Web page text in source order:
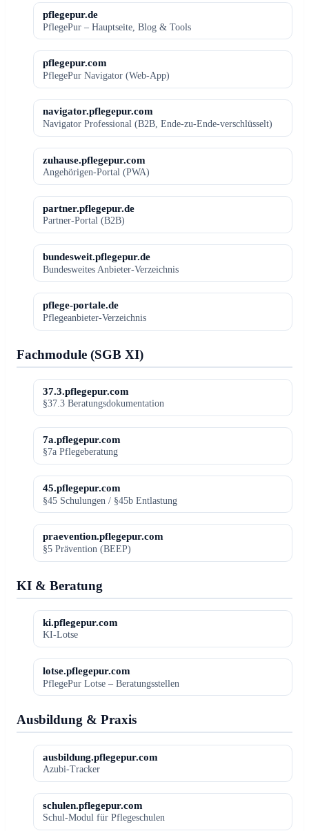
pflegepur.de
PflegePur – Hauptseite, Blog & Tools
pflegepur.com
PflegePur Navigator (Web-App)
navigator.pflegepur.com
Navigator Professional (B2B, Ende-zu-Ende-verschlüsselt)
zuhause.pflegepur.com
Angehörigen-Portal (PWA)
partner.pflegepur.de
Partner-Portal (B2B)
bundesweit.pflegepur.de
Bundesweites Anbieter-Verzeichnis
pflege-portale.de
Pflegeanbieter-Verzeichnis
Fachmodule (SGB XI)
37.3.pflegepur.com
§37.3 Beratungsdokumentation
7a.pflegepur.com
§7a Pflegeberatung
45.pflegepur.com
§45 Schulungen / §45b Entlastung
praevention.pflegepur.com
§5 Prävention (BEEP)
KI & Beratung
ki.pflegepur.com
KI-Lotse
lotse.pflegepur.com
PflegePur Lotse – Beratungsstellen
Ausbildung & Praxis
ausbildung.pflegepur.com
Azubi-Tracker
schulen.pflegepur.com
Schul-Modul für Pflegeschulen